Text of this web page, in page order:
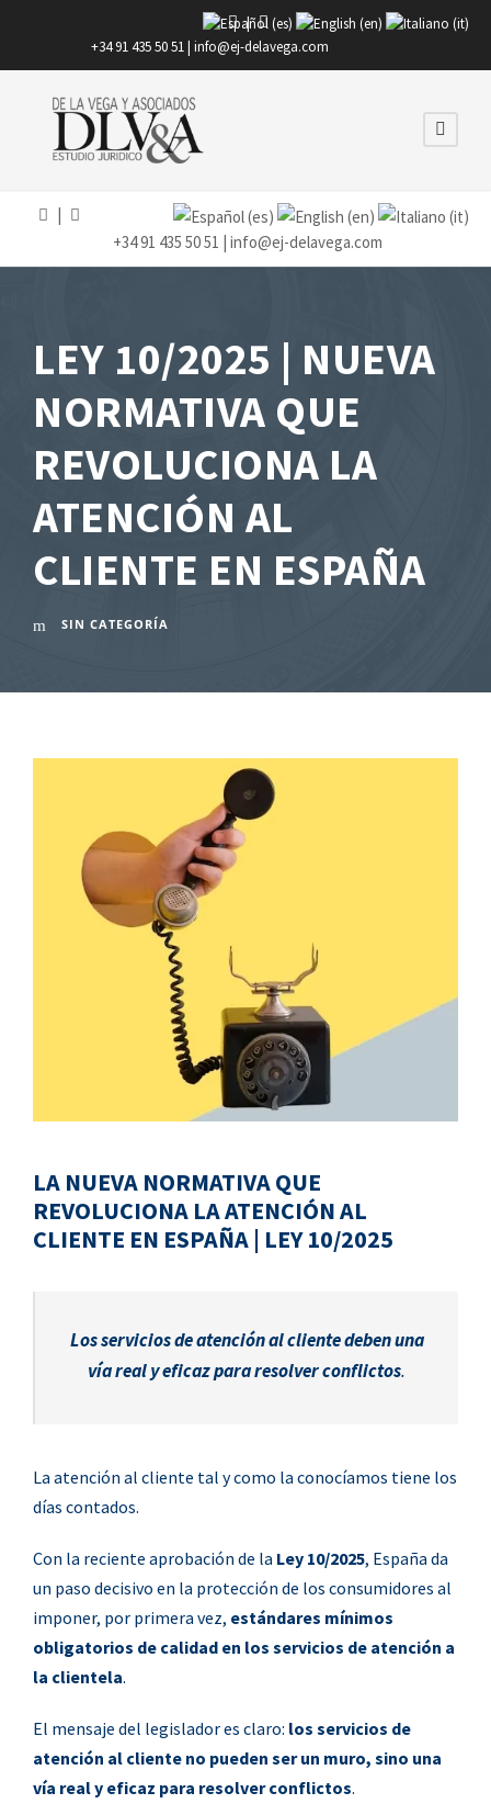
|
+34 91 435 50 51 | info@ej-delavega.com
+34 91 435 50 51 | info@ej-delavega.com
LEY 10/2025 | NUEVA
NORMATIVA QUE
REVOLUCIONA LA
ATENCIÓN AL
CLIENTE EN ESPAÑA
SIN CATEGORÍA
LA NUEVA NORMATIVA QUE
REVOLUCIONA LA ATENCIÓN AL
CLIENTE EN ESPAÑA | LEY 10/2025
Los servicios de atención al cliente deben una
vía real y eficaz para resolver conflictos.
La atención al cliente tal y como la conocíamos tiene los
días contados.
Con la reciente aprobación de la Ley 10/2025, España da
un paso decisivo en la protección de los consumidores al
imponer, por primera vez, estándares mínimos
obligatorios de calidad en los servicios de atención a
la clientela.
El mensaje del legislador es claro: los servicios de
atención al cliente no pueden ser un muro, sino una
vía real y eficaz para resolver conflictos.